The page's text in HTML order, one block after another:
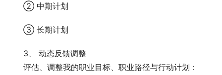
② 中期计划
③ 长期计划
3、 动态反馈调整
评估、调整我的职业目标、职业路径与行动计划：